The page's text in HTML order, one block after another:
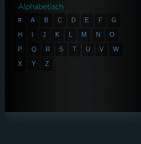
Alphabetisch
# A B C D E F
G
H
J K L M N
O
P
Q R S T U V
W
X
Y Z